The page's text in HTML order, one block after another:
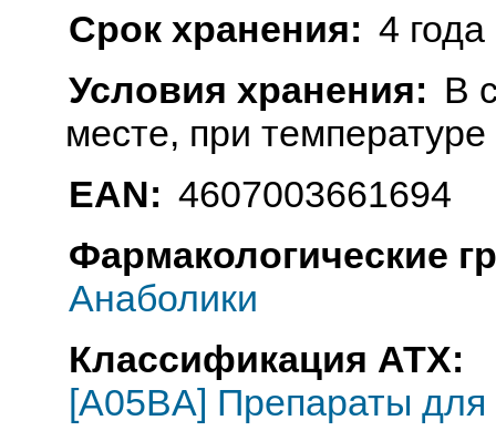
Срок хранения: 4 года
Условия хранения: В
месте, при
EAN: 4607003661694
Фармакологические
Анаболики
Классификация АТХ:
[A05BA] Препараты